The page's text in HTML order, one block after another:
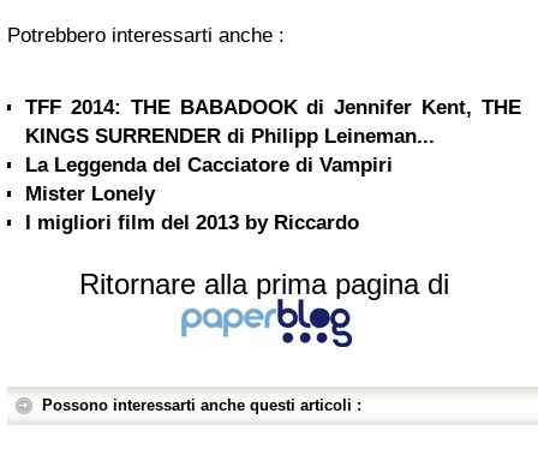
Potrebbero interessarti anche :
TFF 2014: THE BABADOOK di Jennifer Kent, THE
KINGS SURRENDER di Philipp Leineman...
La Leggenda del Cacciatore di Vampiri
Mister Lonely
I migliori film del 2013 by Riccardo
Ritornare alla prima pagina di
Possono interessarti anche questi articoli :